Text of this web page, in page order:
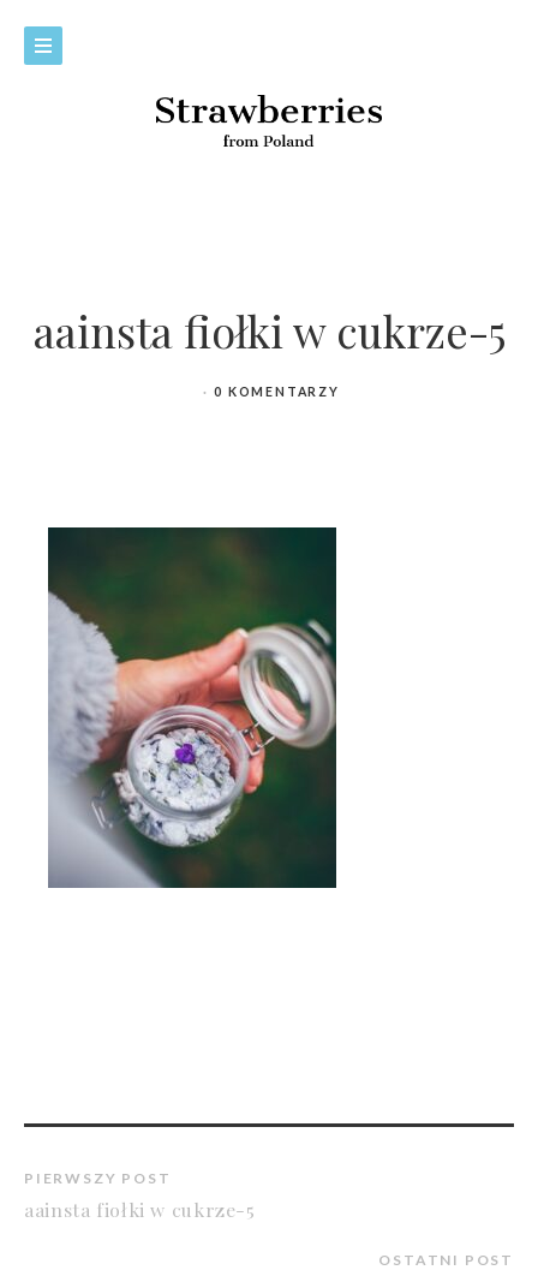
aainsta fiołki w cukrze-5
0 KOMENTARZY
PIERWSZY POST
aainsta fiołki w cukrze-5
OSTATNI POST